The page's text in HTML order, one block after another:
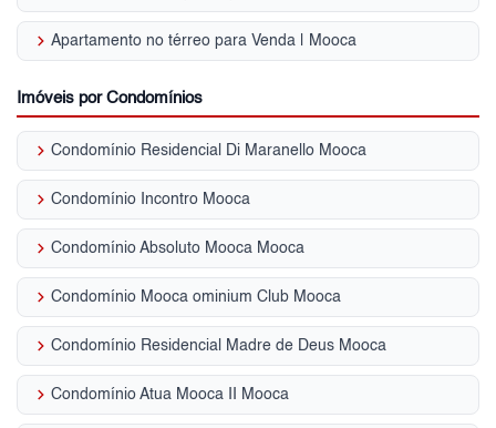
keyboard_arrow_right Apartamento no térreo para Venda | Mooca
Imóveis por Condomínios
keyboard_arrow_right Condomínio Residencial Di Maranello Mooca
keyboard_arrow_right Condomínio Incontro Mooca
keyboard_arrow_right Condomínio Absoluto Mooca Mooca
keyboard_arrow_right Condomínio Mooca ominium Club Mooca
keyboard_arrow_right Condomínio Residencial Madre de Deus Mooca
keyboard_arrow_right Condomínio Atua Mooca II Mooca